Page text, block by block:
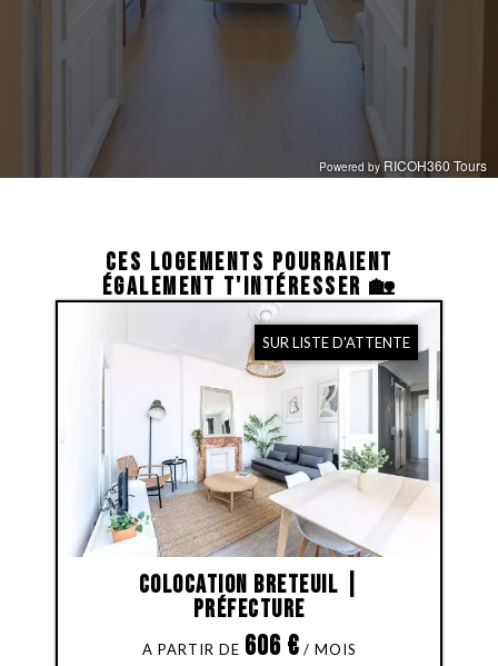
CES LOGEMENTS POURRAIENT
ÉGALEMENT T'INTÉRESSER 🏡
SUR LISTE D'ATTENTE
Colocation Breteuil |
Préfecture
606 €